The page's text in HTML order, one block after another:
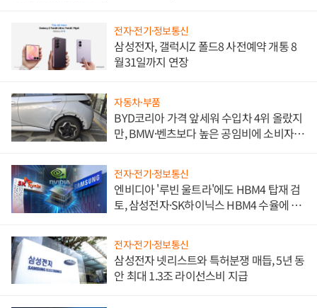
전자·전기·정보통신
삼성전자, 갤럭시Z 폴드8 사전예약 개통 8
월31일까지 연장
자동차·부품
BYD코리아 가격 앞세워 수입차 4위 올랐지
만, BMW·벤츠보다 높은 공임비에 소비자
전자·전기·정보통신
엔비디아 '루빈 울트라'에도 HBM4 탑재 검
토, 삼성전자·SK하이닉스 HBM4 수율에 주
전자·전기·정보통신
삼성전자 넷리스트와 특허분쟁 매듭, 5년 동
안 최대 1.3조 라이선스비 지급